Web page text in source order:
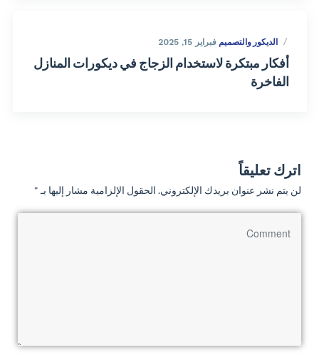
الديكور والتصميم فبراير 15, 2025
أفكار مبتكرة لاستخدام الزجاج في ديكورات المنازل
الفاخرة
اترك تعليقاً
لن يتم نشر عنوان بريدك الإلكتروني. الحقول الإلزامية مشار إليها بـ *